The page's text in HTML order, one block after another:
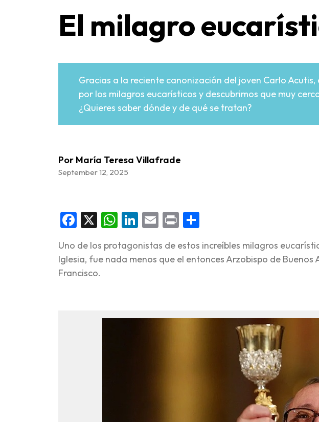
El milagro
Gracias a la reciente canonización del joven Carlo
por los milagros eucarísticos y descubrimos que muy
¿Quieres saber dónde y de qué se tratan?
Por María Teresa Villafrade
September 12, 2025
Facebook
X WhatsApp
LinkedIn
Email
Print
Uno de los protagonistas de estos increíbles milagros
Iglesia, fue nada menos que el entonces Arzobispo de Buenos
Francisco.